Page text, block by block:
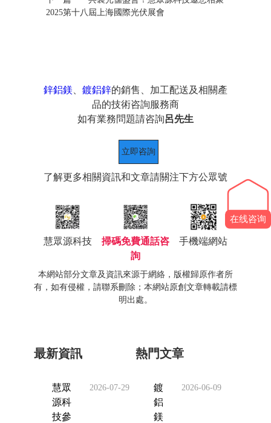
2025第十八屆上海國際光伏展會
鋅鋁鎂 鍍鋁鋅的銷售、加工配送及相關產
品的技術咨詢服務商
如有業務問題請咨詢呂先生
立即咨詢
了解更多相關資訊和文章請關注下方公眾號
慧眾源科技
掃碼免費通話咨
詢
手機端網站
本網站部分文章及資訊來源于網絡，版權歸原作者所
有，如有侵權，請聯系刪除；本網站原創文章轉載請標
明出處。
最新資訊
慧眾
源科
技參
2026-07-29
熱門文章
鍍
鋁
鎂
2026-06-09
在线咨询